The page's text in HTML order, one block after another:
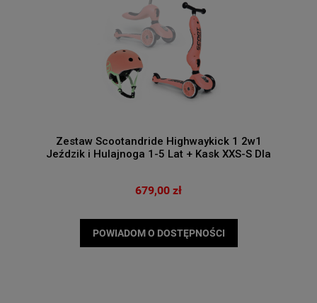
Zestaw Scootandride Highwaykick 1 2w1
Jeździk i Hulajnoga 1-5 Lat + Kask XXS-S Dla
679,00 zł
POWIADOM O DOSTĘPNOŚCI